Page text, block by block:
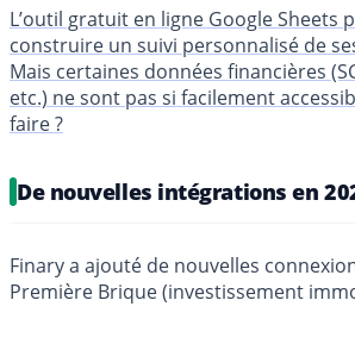
L’outil gratuit en ligne Google Sheets
construire un suivi personnalisé de
Mais certaines données financières
etc.) ne sont pas si facilement
faire ?
De nouvelles intégrations en
Finary a ajouté de nouvelles
Première Brique (investissement